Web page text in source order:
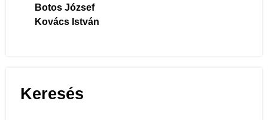
Botos József
Kovács István
Keresés